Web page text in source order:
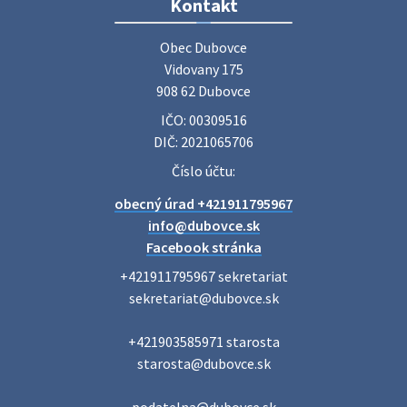
Základná organizácia Únie žien Slovenska Dubovce
srdečne pozýva svoje členky, ich rodinných príslušníkov aj
priateľov na jednodňový zájazd na termálne kúpalisko
Poradne komplexnej pomoci
diskrétne komplexné odborné poradenstvo. Tím
odborníkov Vám pomôžte nájsť riešenie v piatich kľúčových
oblastiach: právo rodina a v…
Voľby do orgánov samosprávnych krajov 2026 V obci
miestnosti je na adrese: Vidovany 175, 908 62 Dubovce –
Kontakt
Obec Dubovce
Vidovany 175
908 62 Dubovce
IČO: 00309516
DIČ: 2021065706
Číslo účtu:
obecný úrad +421911795967
info@dubovce.sk
Facebook stránka
+421911795967 sekretariat
sekretariat@dubovce.sk
+421903585971 starosta
starosta@dubovce.sk